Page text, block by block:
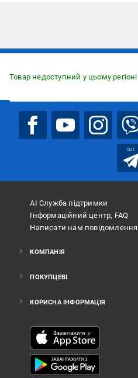
Товар недоступний у цьому регіоні
bot
АІ Служба підтримки
Інформаційний центр, FAQ
Написати нам повідомлення
КОМПАНІЯ
ПОКУПЦЕВІ
КОРИСНА ІНФОРМАЦІЯ